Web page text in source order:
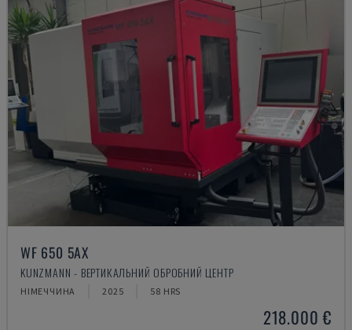
WF 650 5AX
KUNZMANN - ВЕРТИКАЛЬНИЙ ОБРОБНИЙ ЦЕНТР
НІМЕЧЧИНА 2025 58 HRS
218.000 €